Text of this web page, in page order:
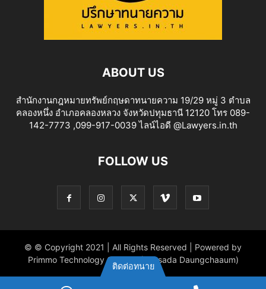
ABOUT US
สำนักงานกฎหมายทรัพย์กฤษดาทนายความ 19/29 หมู่ 3 ตำบล
คลองหนึ่ง อำเภอคลองหลวง จังหวัดปทุมธานี 12120 โทร 089-
142-7773 ,099-917-0039 ไลน์ไอดี @Lawyers.in.th
FOLLOW US
© © Copyright 2021 | All Rights Reserved | Powered by
Primmo Technology Co.,Ltd. (Khitsada Daungchaaum)
ติดต่อทนาย